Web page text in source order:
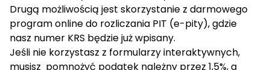
Drugą możliwością jest skorzystanie z darmowego
program online do rozliczania PIT (e-pity), gdzie
nasz numer KRS będzie już wpisany.
Jeśli nie korzystasz z formularzy interaktywnych,
musisz pomnożyć podatek należny przez 1,5%, a